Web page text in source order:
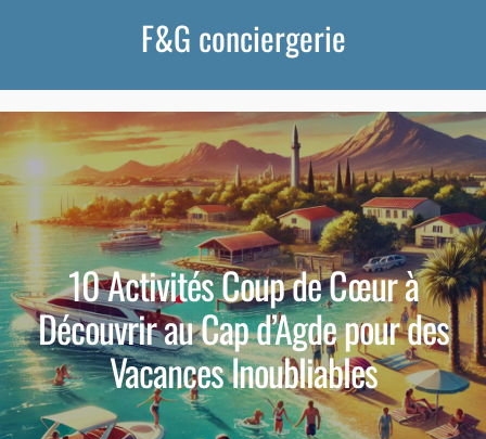
F&G conciergerie
10 Activités Coup de Cœur à
Découvrir au Cap d’Agde pour des
Vacances Inoubliables